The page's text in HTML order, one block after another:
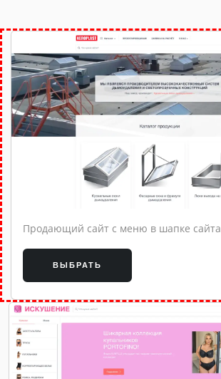
Продающий сайт с меню в шапке сайта
ВЫБРАТЬ